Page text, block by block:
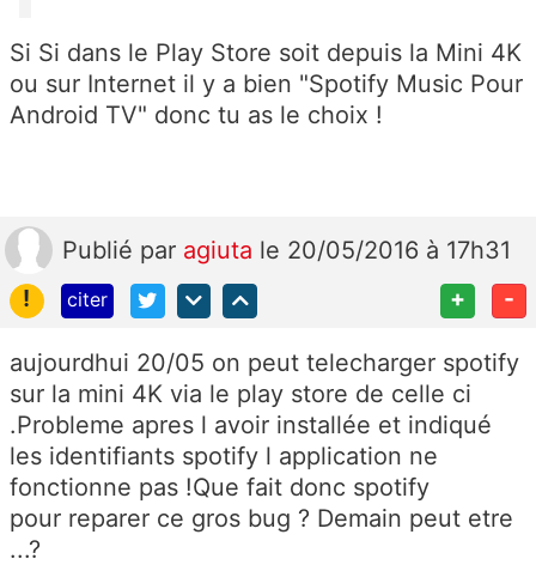
Si Si dans le Play Store soit depuis la Mini 4K
ou sur Internet il y a bien "Spotify Music Pour
Android TV" donc tu as le choix !
Publié par agiuta le 20/05/2016 à 17h31
!
citer + -
aujourdhui 20/05 on peut telecharger spotify
sur la mini 4K via le play store de celle ci
.Probleme apres l avoir installée et indiqué
les identifiants spotify l application ne
fonctionne pas !Que fait donc spotify
pour reparer ce gros bug ? Demain peut etre
...?